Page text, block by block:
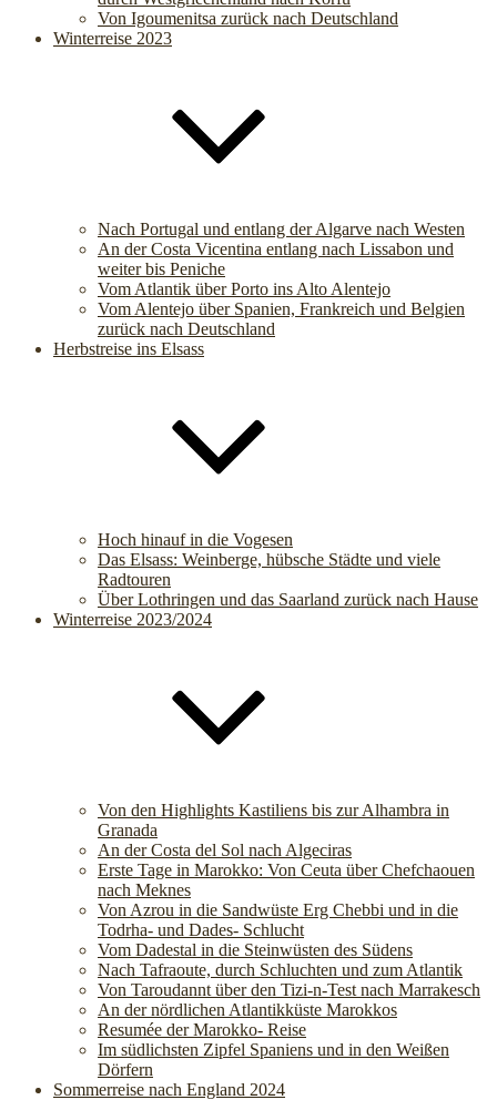
Von Igoumenitsa zurück nach Deutschland
Winterreise 2023
Nach Portugal und entlang der Algarve nach Westen
An der Costa Vicentina entlang nach Lissabon und
weiter bis Peniche
Vom Atlantik über Porto ins Alto Alentejo
Vom Alentejo über Spanien, Frankreich und Belgien
zurück nach Deutschland
Herbstreise ins Elsass
Hoch hinauf in die Vogesen
Das Elsass: Weinberge, hübsche Städte und viele
Radtouren
Über Lothringen und das Saarland zurück nach Hause
Winterreise 2023/2024
Von den Highlights Kastiliens bis zur Alhambra in
Granada
An der Costa del Sol nach Algeciras
Erste Tage in Marokko: Von Ceuta über Chefchaouen
nach Meknes
Von Azrou in die Sandwüste Erg Chebbi und in die
Todrha- und Dades- Schlucht
Vom Dadestal in die Steinwüsten des Südens
Nach Tafraoute, durch Schluchten und zum Atlantik
Von Taroudannt über den Tizi-n-Test nach Marrakesch
An der nördlichen Atlantikküste Marokkos
Resumée der Marokko- Reise
Im südlichsten Zipfel Spaniens und in den Weißen
Dörfern
Sommerreise nach England 2024